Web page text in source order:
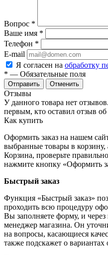
Вопрос *
Ваше имя *
Телефон *
E-mail
Я согласен на обработку
* — Обязательные поля
Отменить
Отзывы
У данного товара нет
первым, кто оставил отзыв об
Как купить
Оформить заказ на нашем
выбранные товары в корзину,
Корзина, проверьте
нажмите кнопку «Оформить
Быстрый заказ
Функция «Быстрый заказ»
проходить всю процедуру
Вы заполняете форму, и
менеджер магазина. Он
на вопросы, касающиеся
также подскажет о вариантах